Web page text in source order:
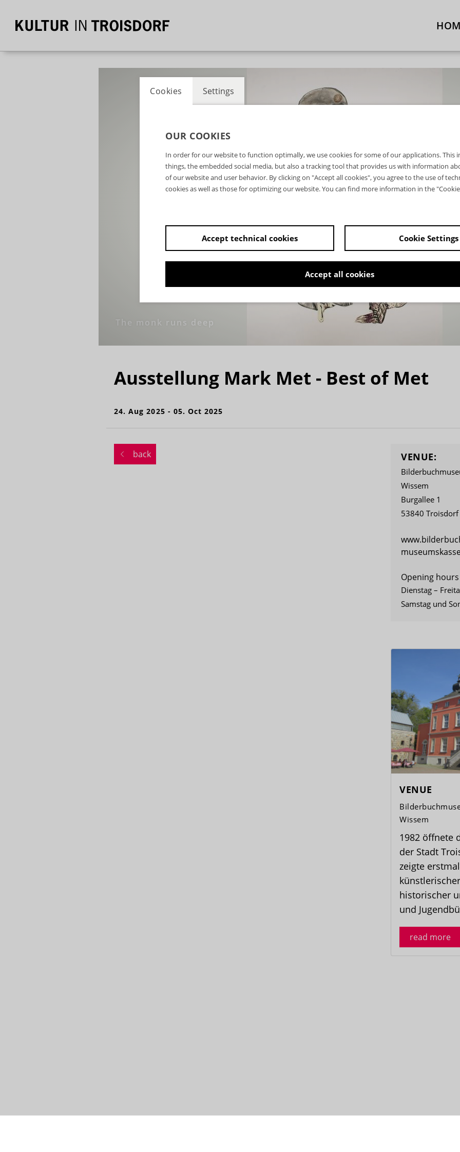
The monk runs deep
Ausstellung Mark Met - Best of Met
24. Aug 2025 - 05. Oct 2025
back VENUE:
Wissem
Burgallee 1
53840 Troisdorf
Opening hours
Dienstag –
Samstag und
VENUE
Wissem
1982 öffnete
der Stadt
zeigte
historischer
und
read more
Cookies Settings
OUR COOKIES
In order for our website to function optimally, we use cookies for some of our applications. This
things, the embedded social media, but also a tracking tool that provides us with information
of our website and user behavior. By clicking on "Accept all cookies", you agree to the use of
cookies as well as those for optimizing our website. You can find more information in the
Accept technical cookies Cookie Settings
Accept all cookies